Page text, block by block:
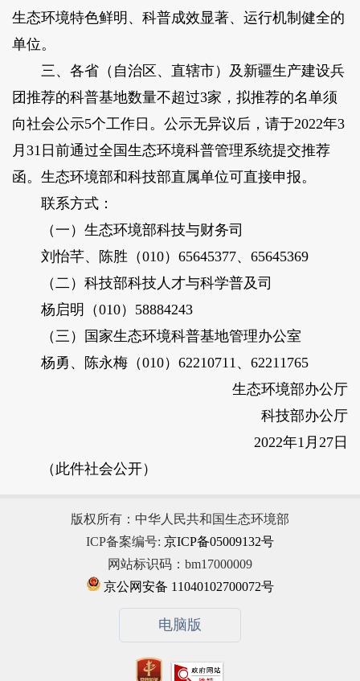
生态环境特色鲜明、科普成效显著、运行机制健全的
单位。
三、各省（自治区、直辖市）及新疆生产建设兵
团推荐的科普基地数量不超过3家，拟推荐的名单须
向社会公示5个工作日。公示无异议后，请于2022年3
月31日前通过全国生态环境科普管理系统提交推荐
函。生态环境部和科技部直属单位可直接申报。
联系方式：
（一）生态环境部科技与财务司
刘怡芊、陈胜（010）65645377、65645369
（二）科技部科技人才与科学普及司
杨启明（010）58884243
（三）国家生态环境科普基地管理办公室
杨勇、陈永梅（010）62210711、62211765
生态环境部办公厅
科技部办公厅
2022年1月27日
（此件社会公开）
版权所有：中华人民共和国生态环境部
ICP备案编号: 京ICP备05009132号
网站标识码：bm17000009
京公网安备 11040102700072号
电脑版